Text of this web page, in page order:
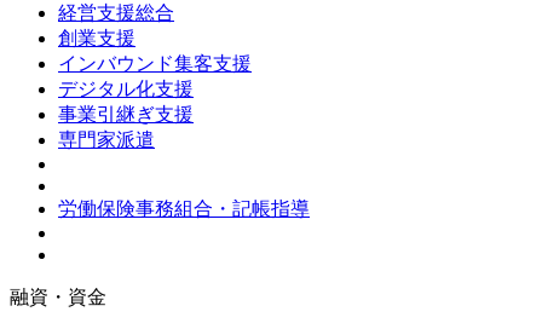
経営支援総合
創業支援
インバウンド集客支援
デジタル化支援
事業引継ぎ支援
専門家派遣
労働保険事務組合・記帳指導
融資・資金